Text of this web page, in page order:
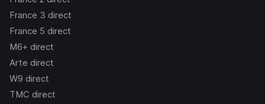
France 3 direct
France 5 direct
M6+ direct
Arte direct
W9 direct
TMC direct